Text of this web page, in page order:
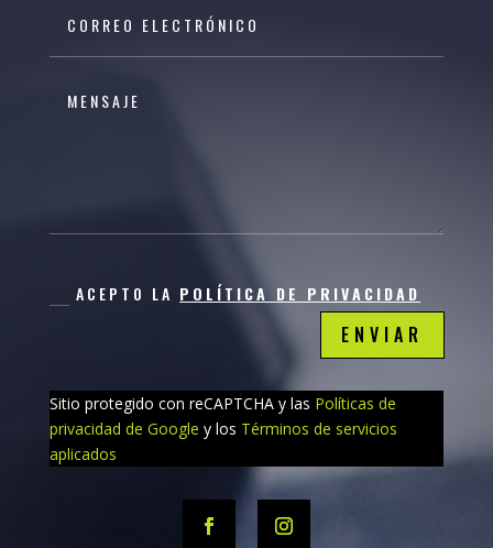
ACEPTO LA POLÍTICA DE PRIVACIDAD
ENVIAR
Sitio protegido con reCAPTCHA y las Políticas de
privacidad de Google y los Términos de servicios
aplicados